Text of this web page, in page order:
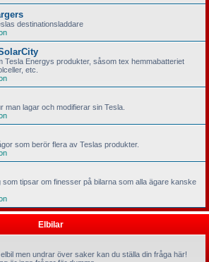
destinationsladdare
Tesla Energys produkter, såsom tex hemmabatteriet
etc.
man lagar och modifierar sin Tesla.
som berör flera av Teslas produkter.
som tipsar om finesser på bilarna som alla ägare kanske
Elbilar
men undrar över saker kan du ställa din fråga här!